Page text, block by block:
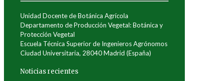
Unidad Docente de Botánica Agrícola
Departamento de Producción Vegetal: Botánica y
Protección Vegetal
Escuela Técnica Superior de Ingenieros Agrónomos
Ciudad Universitaria, 28040 Madrid (España)
Noticias recientes